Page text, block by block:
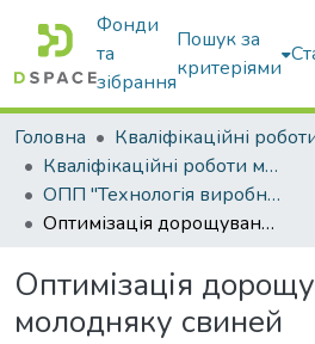
Фонди
та
зібрання
Пошук за
критеріями
Головна
Кваліфікаційні
Кваліфікаційні роботи магістрів
ОПП "Технологія виробництва і переробки продукції тваринництва"
Оптимізація дорощування молодняку свиней
Оптимізація
молодняку свиней